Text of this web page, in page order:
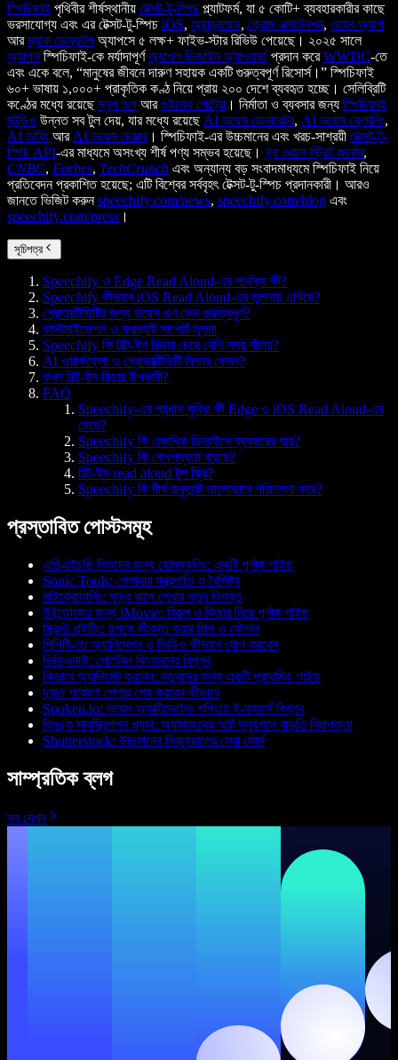
স্পিচিফাই পৃথিবীর শীর্ষস্থানীয় টেক্সট-টু-স্পিচ প্ল্যাটফর্ম, যা ৫ কোটি+ ব্যবহারকারীর কাছে
ভরসাযোগ্য এবং এর টেক্সট-টু-স্পিচ iOS, অ্যান্ড্রয়েড, ক্রোম এক্সটেনশন, ওয়েব অ্যাপ
আরম্যাক ডেস্কটপ অ্যাপসে ৫ লক্ষ+ ফাইভ-স্টার রিভিউ পেয়েছে। ২০২৫ সালে
অ্যাপলস্পিচিফাই-কে মর্যাদাপূর্ণঅ্যাপল ডিজাইন অ্যাওয়ার্ড প্রদান করেWWDC-তে
এবং একে বলে, “মানুষের জীবনে দারুণ সহায়ক একটি গুরুত্বপূর্ণ রিসোর্স।” স্পিচিফাই
৬০+ ভাষায় ১,০০০+ প্রাকৃতিক কণ্ঠ নিয়ে প্রায় ২০০ দেশে ব্যবহৃত হচ্ছে। সেলিব্রিটি
কণ্ঠের মধ্যে রয়েছেস্নুপ ডগ আরগুইনেথ পেল্ট্রো । নির্মাতা ও ব্যবসার জন্য স্পিচিফাই
স্টুডিও উন্নত সব টুল দেয়, যার মধ্যে রয়েছে AI ভয়েস জেনারেটর, AI ভয়েস ক্লোনিং,
AI ডাবিং আর AI ভয়েস চেঞ্জার। স্পিচিফাই-এর উচ্চমানের এবং খরচ-সাশ্রয়ী টেক্সট-টু-
স্পিচ API-এর মাধ্যমে অসংখ্য শীর্ষ পণ্য সম্ভব হয়েছে। দ্য ওয়াল স্ট্রিট জার্নাল,
CNBC, Forbes, TechCrunch এবং অন্যান্য বড় সংবাদমাধ্যমে স্পিচিফাই নিয়ে
প্রতিবেদন প্রকাশিত হয়েছে; এটি বিশ্বের সর্ববৃহৎ টেক্সট-টু-স্পিচ প্রদানকারী। আরও
জানতে ভিজিট করুনspeechify.com/news, speechify.com/blog এবং
speechify.com/press ।
সূচিপত্র
Speechify ও Edge Read Aloud-এর পার্থক্য কী?
Speechify কীভাবে iOS Read Aloud-এর তুলনায় এগিয়ে?
প্রোডাক্টিভিটির জন্য ভয়েস গুণ কেন গুরুত্বপূর্ণ?
কাস্টমাইজেশন ও ফরম্যাট সাপোর্ট তুলনা
Speechify কি বিল্ট-ইন রিডার চেয়ে বেশি সময় বাঁচায়?
AI ওয়ার্কফ্লো ও প্রোডাক্টিভিটি ফিচার কেমন?
কখন বিল্ট-ইন রিডার উপকারী?
FAQ
Speechify-এর প্রধান সুবিধা কী Edge ও iOS Read Aloud-এর
চেয়ে?
Speechify কি একাধিক ডিভাইসে ব্যবহারের যায়?
Speechify কি বোধগম্যতা বাড়ায়?
বিল্ট-ইন read aloud টুল ফ্রি?
Speechify কি দীর্ঘ ডকুমেন্ট ভালোভাবে পরিচালনা করে?
প্রস্তাবিত পোস্টসমূহ
এডিএইচডি শিশুদের জন্য হোমস্কুলিং: একটি পূর্ণাঙ্গ গাইড
Sonic Tools: পেশাদার যন্ত্রপাতি ও বৈশিষ্ট্য
মাইক্রোলার্নিং: ক্ষুদ্র ধাপে শেখার নতুন দিগন্ত
উইন্ডোজের জন্য iMovie: বিকল্প ও ফিচার নিয়ে পূর্ণাঙ্গ গাইড
স্ক্রিপ্ট রাইটিং: গল্পকে জীবন্ত করার শিল্প ও কৌশল
পিপিটি-তে অ্যানিমেশন ও ভিডিও কীভাবে যোগ করবেন
ভিডিওনাউ: পোর্টেবল বিনোদনের বিপ্লব
কিভাবে অ্যানিমেট করবেন: নতুনদের জন্য একটি প্রাথমিক গাইড
দ্রুত গবেষণা পেপার শেষ করবেন কীভাবে
Spoken.io: ভয়েস অ্যাক্টিভেটেড শপিংয়ে ই-কমার্সে বিপ্লব
ব্লিঙ্ক সাবস্ক্রিপশন প্ল্যান: অ্যামাজনের স্মার্ট সল্যুশনে বাড়তি নিরাপত্তা
Shutterstock: উচ্চমানের ভিজ্যুয়ালের সেরা সোর্স
সাম্প্রতিক ব্লগ
সব দেখুন